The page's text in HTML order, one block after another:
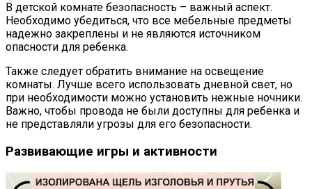
В детской комнате безопасность – важный аспект.
Необходимо убедиться, что все мебельные предметы
надежно закреплены и не являются источником
опасности для ребенка.
Также следует обратить внимание на освещение
комнаты. Лучше всего использовать дневной свет, но
при необходимости можно установить нежные ночники.
Важно, чтобы провода не были доступны для ребенка и
не представляли угрозы для его безопасности.
Развивающие игры и активности